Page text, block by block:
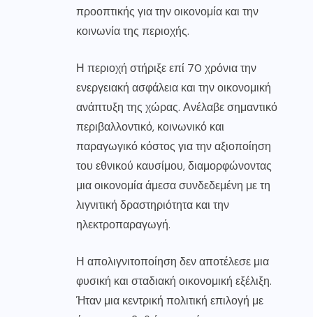
προοπτικής για την οικονομία και την
κοινωνία της περιοχής.
Η περιοχή στήριξε επί 70 χρόνια την
ενεργειακή ασφάλεια και την οικονομική
ανάπτυξη της χώρας. Ανέλαβε σημαντικό
περιβαλλοντικό, κοινωνικό και
παραγωγικό κόστος για την αξιοποίηση
του εθνικού καυσίμου, διαμορφώνοντας
μια οικονομία άμεσα συνδεδεμένη με τη
λιγνιτική δραστηριότητα και την
ηλεκτροπαραγωγή.
Η απολιγνιτοποίηση δεν αποτέλεσε μια
φυσική και σταδιακή οικονομική εξέλιξη.
Ήταν μια κεντρική πολιτική επιλογή με